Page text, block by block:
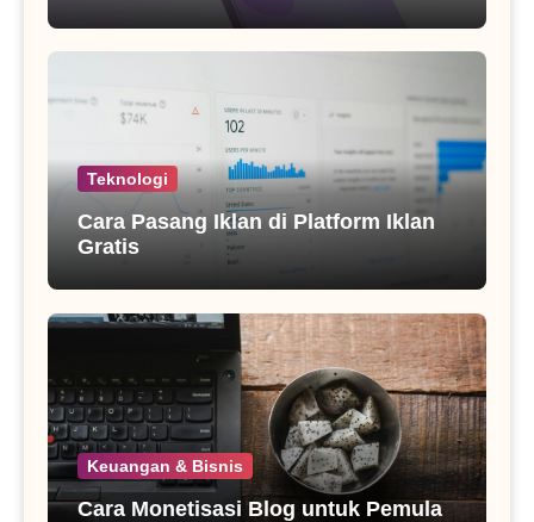
Teknologi
Cara Pasang Iklan di Platform Iklan
Gratis
Keuangan & Bisnis
Cara Monetisasi Blog untuk Pemula